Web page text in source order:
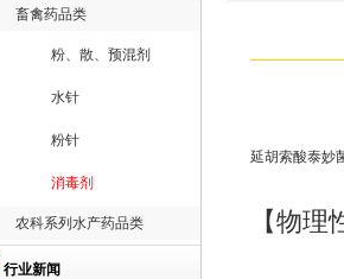
畜禽药品类
粉、散、预混剂
水针
粉针
消毒剂
农科系列水产药品类
行业新闻
延胡索酸泰妙
【物